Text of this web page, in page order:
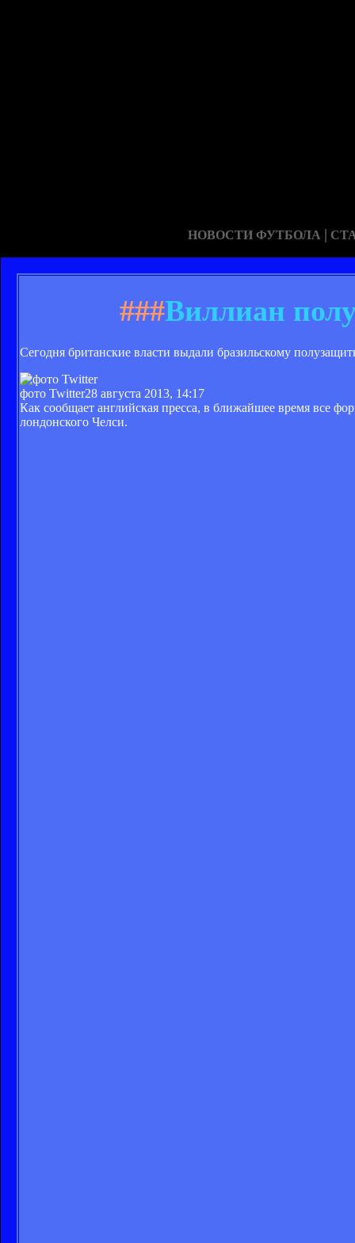
НОВОСТИ ФУТБОЛА |
###Виллиан
Сегодня британские власти выдали бразильскому
фото Twitter28 августа 2013, 14:17
Как сообщает английская пресса, в ближайшее время все
лондонского Челси.